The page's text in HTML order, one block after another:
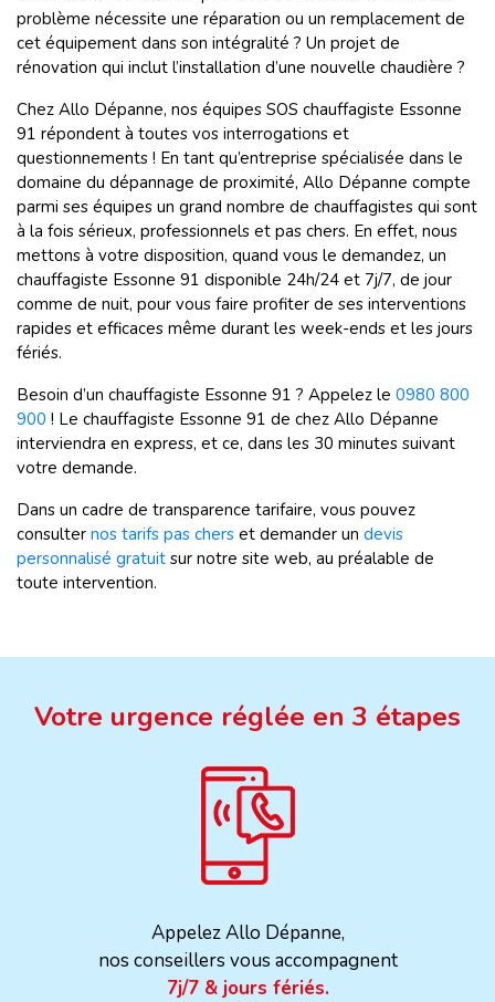
problème nécessite une réparation ou un remplacement de
cet équipement dans son intégralité ? Un projet de
rénovation qui inclut l’installation d’une nouvelle chaudière ?
Chez Allo Dépanne, nos équipes SOS chauffagiste Essonne
91 répondent à toutes vos interrogations et
questionnements ! En tant qu’entreprise spécialisée dans le
domaine du dépannage de proximité, Allo Dépanne compte
parmi ses équipes un grand nombre de chauffagistes qui sont
à la fois sérieux, professionnels et pas chers. En effet, nous
mettons à votre disposition, quand vous le demandez, un
chauffagiste Essonne 91 disponible 24h/24 et 7j/7, de jour
comme de nuit, pour vous faire profiter de ses interventions
rapides et efficaces même durant les week-ends et les jours
fériés.
Besoin d’un chauffagiste Essonne 91 ? Appelez le 0980 800
900 ! Le chauffagiste Essonne 91 de chez Allo Dépanne
interviendra en express, et ce, dans les 30 minutes suivant
votre demande.
Dans un cadre de transparence tarifaire, vous pouvez
consulter nos tarifs pas chers et demander un devis
personnalisé gratuit sur notre site web, au préalable de
toute intervention.
Votre urgence réglée en 3 étapes
Appelez Allo Dépanne,
nos conseillers vous accompagnent
7j/7 & jours fériés.